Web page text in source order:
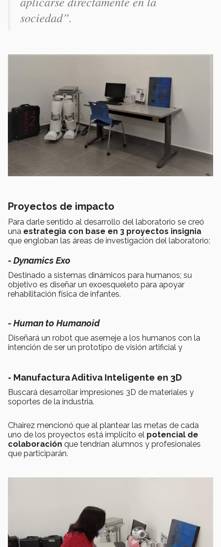
sociedad”.
Proyectos de impacto
Para darle sentido al desarrollo del laboratorio se creó
una estrategia con base en 3 proyectos insignia
que engloban las áreas de investigación del laboratorio:
- Dynamics Exo
Destinado a sistemas dinámicos para humanos; su
objetivo es diseñar un exoesqueleto para apoyar
rehabilitación física de infantes.
- Human to Humanoid
Diseñará un robot que asemeje a los humanos con la
intención de ser un prototipo de visión artificial y
- Manufactura Aditiva Inteligente en 3D
Buscará desarrollar impresiones 3D de materiales y
soportes de la industria.
Chairez mencionó que al plantear las metas de cada
uno de los proyectos está implícito el potencial de
colaboración que tendrían alumnos y profesionales
que participarán.